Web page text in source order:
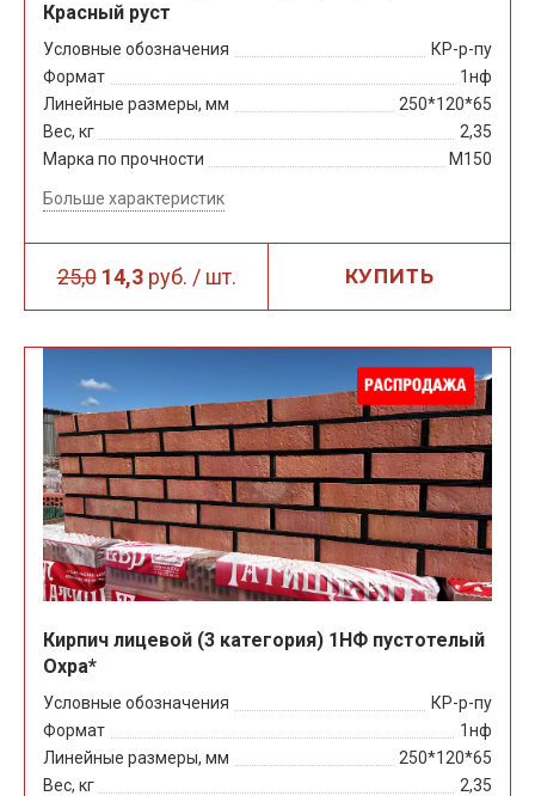
25,0 14,3руб. / шт. КУПИТЬ
Красный руст
Условные обозначения
КР-р-пу
Формат
1нф
Линейные размеры, мм
250*120*65
Вес, кг
2,35
Марка по прочности
М150
Больше характеристик
Кирпич лицевой (3 категория) 1НФ пустотелый
Охра*
Условные обозначения
КР-р-пу
Формат
1нф
Линейные размеры, мм
250*120*65
Вес, кг
2,35